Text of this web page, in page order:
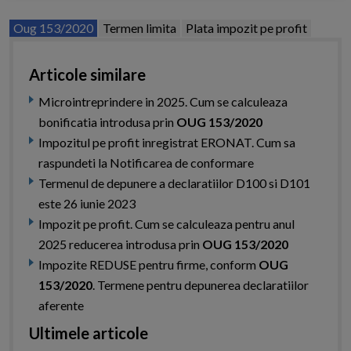
Oug 153/2020 Termen limita Plata impozit pe profit
Articole similare
Microintreprindere in 2025. Cum se calculeaza
bonificatia introdusa prin OUG 153/2020
Impozitul pe profit inregistrat ERONAT. Cum sa
raspundeti la Notificarea de conformare
Termenul de depunere a declaratiilor D100 si D101
este 26 iunie 2023
Impozit pe profit. Cum se calculeaza pentru anul
2025 reducerea introdusa prin OUG 153/2020
Impozite REDUSE pentru firme, conform OUG
153/2020. Termene pentru depunerea declaratiilor
aferente
Ultimele articole